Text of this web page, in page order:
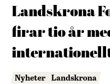
Landskrona
firar tio år
Nyheter Landskrona